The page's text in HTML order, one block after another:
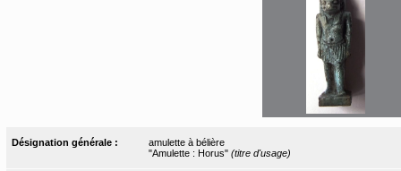
Désignation générale :
amulette à bélière
"Amulette : Horus" (titre d'usage)